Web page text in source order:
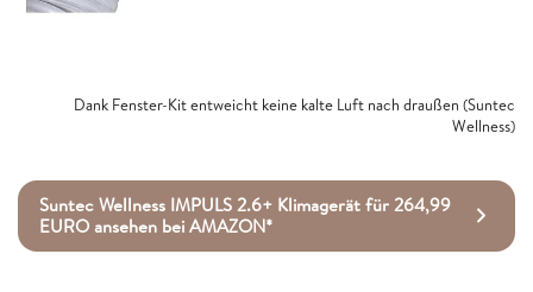
Dank Fenster-Kit entweicht keine kalte Luft nach draußen (Suntec
Wellness)
Suntec Wellness IMPULS 2.6+ Klimagerät für 264,99
EURO ansehen bei AMAZON*